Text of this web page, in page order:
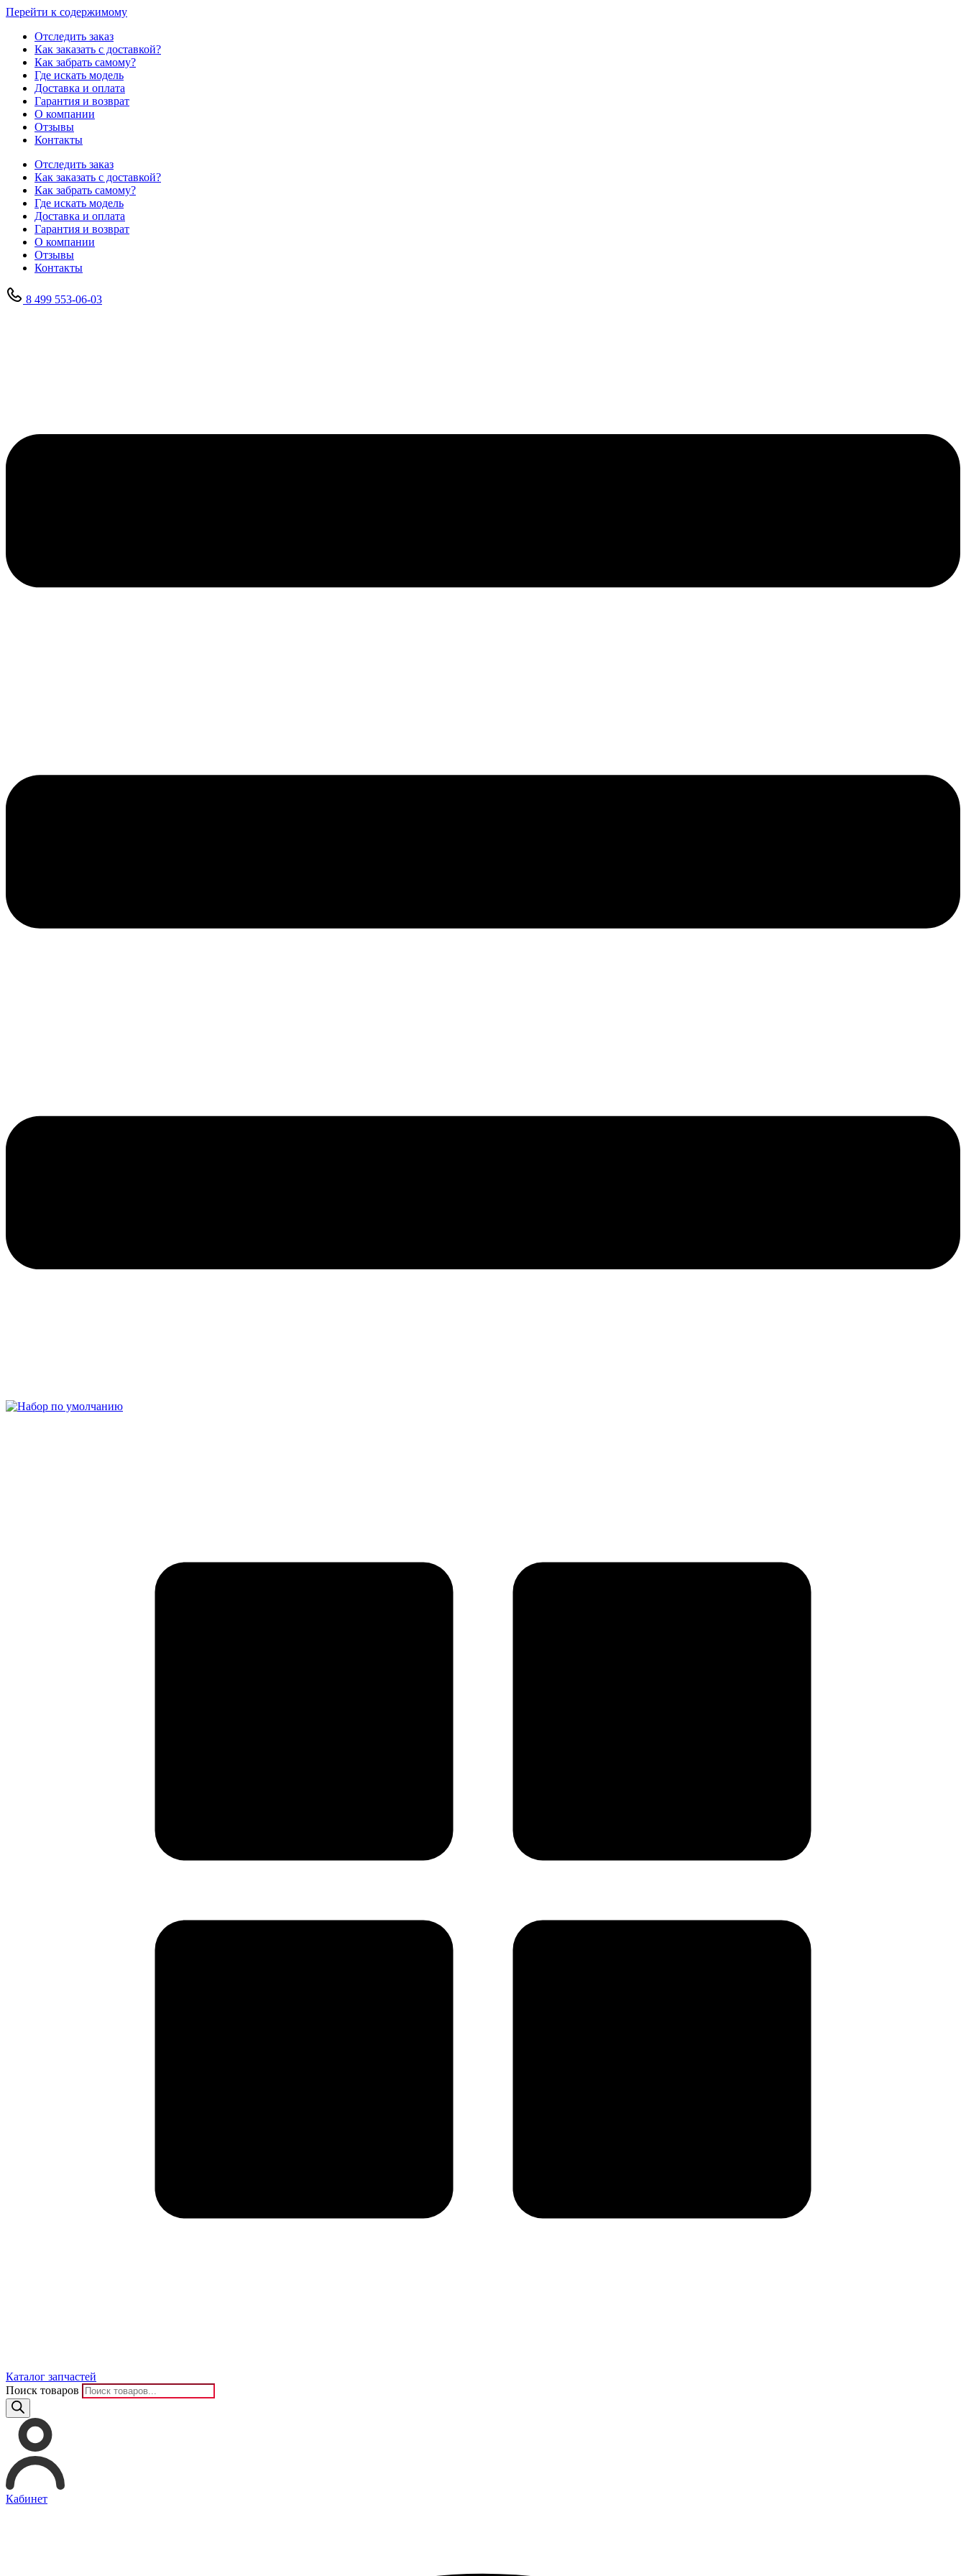
Перейти к содержимому
Отследить заказ
Как заказать с доставкой?
Как забрать самому?
Где искать модель
Доставка и оплата
Гарантия и возврат
О компании
Отзывы
Контакты
Отследить заказ
Как заказать с доставкой?
Как забрать самому?
Где искать модель
Доставка и оплата
Гарантия и возврат
О компании
Отзывы
Контакты
8 499 553-06-03
Каталог запчастей
Поиск товаров
Кабинет